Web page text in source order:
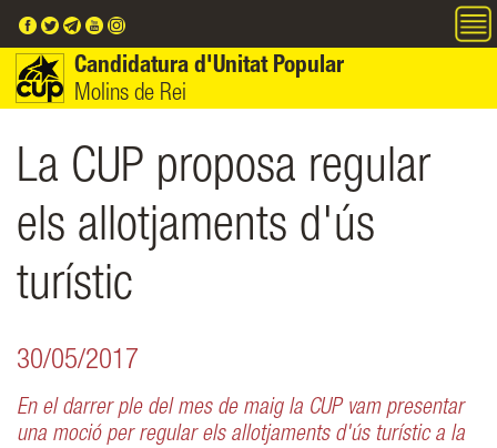
Candidatura d'Unitat Popular
Molins de Rei
La CUP proposa regular
els allotjaments d'ús
turístic
30/05/2017
En el darrer ple del mes de maig la CUP vam presentar
una moció per regular els allotjaments d'ús turístic a la